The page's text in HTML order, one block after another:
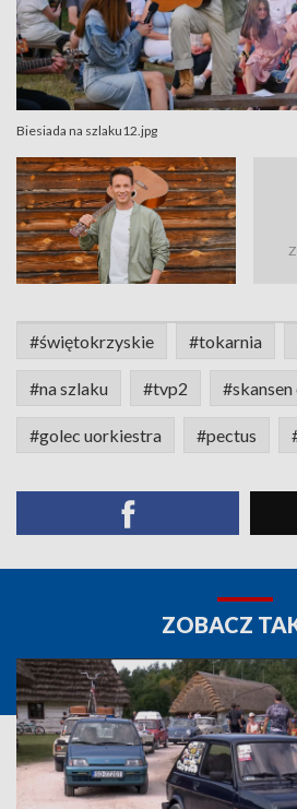
Biesiada na szlaku12.jpg
#świętokrzyskie #tokarnia
#na szlaku #tvp2
#golec uorkiestra #pectus
ZOBACZ